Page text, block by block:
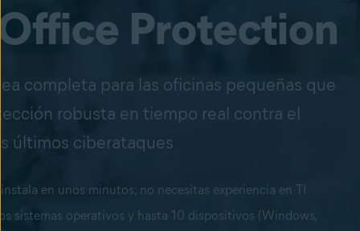
Protection
completa para las oficinas pequeñas que
robusta en tiempo real contra el
últimos ciberataques
en unos minutos; no necesitas experiencia en TI
sistemas operativos y hasta 10 dispositivos (Windows,